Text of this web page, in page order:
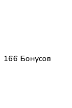
166 Бонусов